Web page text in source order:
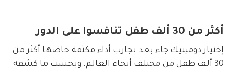
أكثر من 30 ألف طفل تنافسوا على الدور
إختيار دومينيك جاء بعد تجارب أداء مكثفة خاضها أكثر من
30 ألف طفل من مختلف أنحاء العالم. وبحسب ما كشفه